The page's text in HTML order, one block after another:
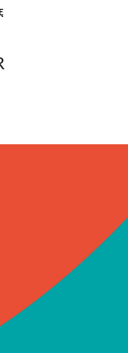
0,00